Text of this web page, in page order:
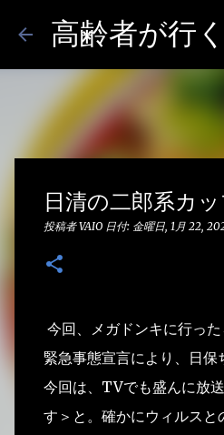
高齢者が行
日清の二郎系カ
投稿者VAIO 日付: 金曜日, 1月 22,
今回、メガドンキに行っ
緊急事態宣言により、日保
今回は、TVでも盛んに放
す＞と。確かにウィルス